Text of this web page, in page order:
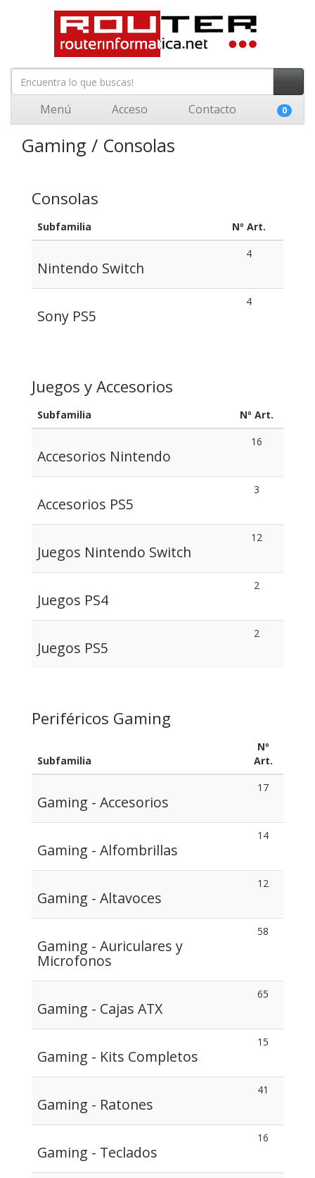
Menú Acceso Contacto 0
Gaming / Consolas
Consolas
Subfamilia Nº Art.
Nintendo Switch
4
Sony PS5
4
Juegos y Accesorios
Subfamilia Nº Art.
Accesorios Nintendo
16
Accesorios PS5
3
Juegos Nintendo Switch
12
Juegos PS4
2
Juegos PS5
2
Periféricos Gaming
Subfamilia
Nº
Art.
Gaming - Accesorios
17
Gaming - Alfombrillas
14
Gaming - Altavoces
12
Gaming - Auriculares y
Microfonos
58
Gaming - Cajas ATX
65
Gaming - Kits Completos
15
Gaming - Ratones
41
Gaming - Teclados
16